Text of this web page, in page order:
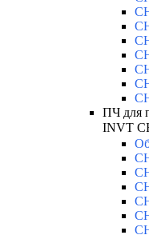
ПЧ для
INVT